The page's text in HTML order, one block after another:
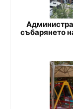
събарянето